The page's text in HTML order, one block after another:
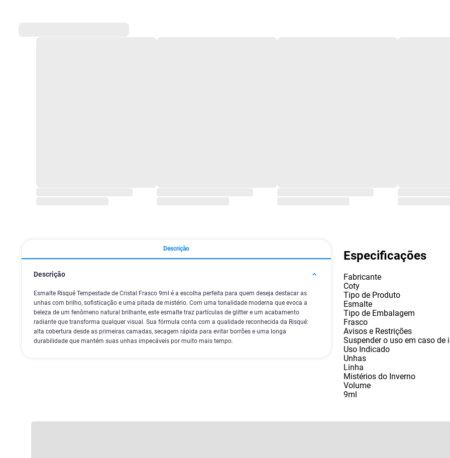
Descrição
Descrição
Esmalte Risqué Tempestade de Cristal Frasco 9ml é a escolha perfeita para quem deseja destacar as
unhas com brilho, sofisticação e uma pitada de mistério. Com uma tonalidade moderna que evoca a
beleza de um fenômeno natural brilhante, este esmalte traz partículas de glitter e um acabamento
radiante que transforma qualquer visual. Sua fórmula conta com a qualidade reconhecida da Risqué:
alta cobertura desde as primeiras camadas, secagem rápida para evitar borrões e uma longa
durabilidade que mantém suas unhas impecáveis por muito mais tempo.
Especificações
Fabricante
Coty
Tipo de Produto
Esmalte
Tipo de Embalagem
Frasco
Avisos e Restrições
Suspender o uso em caso de
Uso Indicado
Unhas
Linha
Mistérios do Inverno
Volume
9ml